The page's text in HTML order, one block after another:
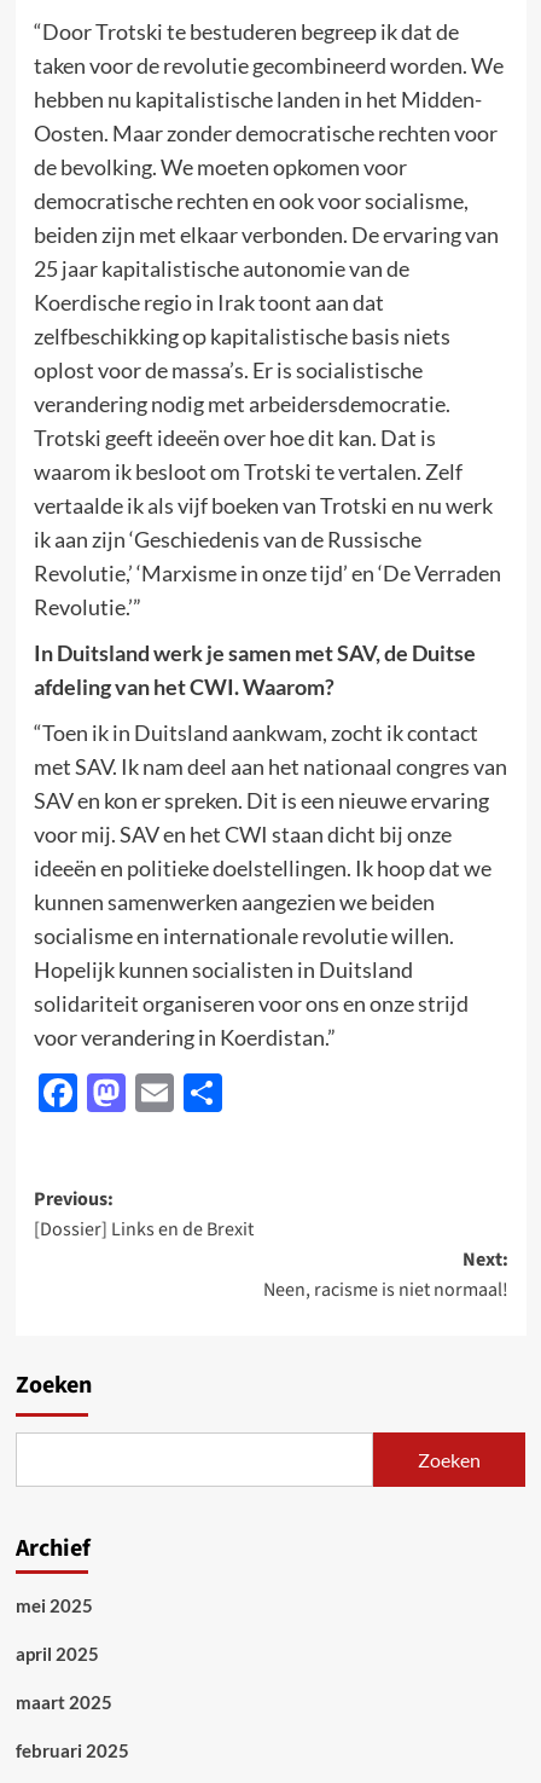
“Door Trotski te bestuderen begreep ik dat de
taken voor de revolutie gecombineerd worden. We
hebben nu kapitalistische landen in het Midden-
Oosten. Maar zonder democratische rechten voor
de bevolking. We moeten opkomen voor
democratische rechten en ook voor socialisme,
beiden zijn met elkaar verbonden. De ervaring van
25 jaar kapitalistische autonomie van de
Koerdische regio in Irak toont aan dat
zelfbeschikking op kapitalistische basis niets
oplost voor de massa’s. Er is socialistische
verandering nodig met arbeidersdemocratie.
Trotski geeft ideeën over hoe dit kan. Dat is
waarom ik besloot om Trotski te vertalen. Zelf
vertaalde ik als vijf boeken van Trotski en nu werk
ik aan zijn ‘Geschiedenis van de Russische
Revolutie,’ ‘Marxisme in onze tijd’ en ‘De Verraden
Revolutie.’”
In Duitsland werk je samen met SAV, de Duitse
afdeling van het CWI. Waarom?
“Toen ik in Duitsland aankwam, zocht ik contact
met SAV. Ik nam deel aan het nationaal congres van
SAV en kon er spreken. Dit is een nieuwe ervaring
voor mij. SAV en het CWI staan dicht bij onze
ideeën en politieke doelstellingen. Ik hoop dat we
kunnen samenwerken aangezien we beiden
socialisme en internationale revolutie willen.
Hopelijk kunnen socialisten in Duitsland
solidariteit organiseren voor ons en onze strijd
voor verandering in Koerdistan.”
Facebook
Mastodon
EmailDelen
Post
navigation
Previous:
[Dossier] Links en de Brexit
Next:
Neen, racisme is niet normaal!
Zoeken
Zoeken
Archief
mei 2025
april 2025
maart 2025
februari 2025